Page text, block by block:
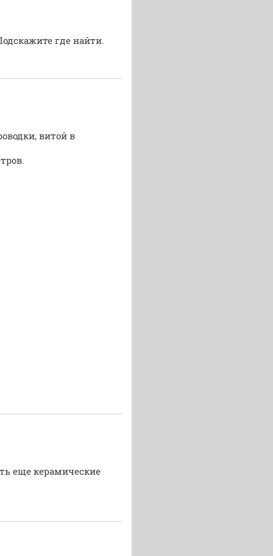
где найти.
витой в
еще керамические